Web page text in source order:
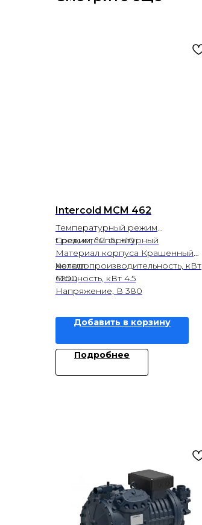
Intercold MCM 462
Температурный режим
Среднетемпературный
t режим, °С -5...+10
Материал корпуса Крашенный
металл
Холодопроизводительность, кВт
6200
Мощность, кВт 4.5
Напряжение, В 380
Добавить в корзину
Подробнее